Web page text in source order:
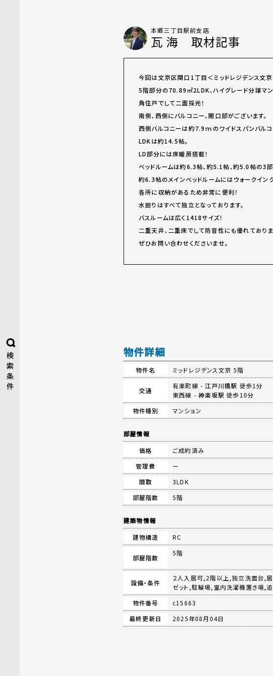
検
索
条
件
本郷三丁目駅前支店
瓦 海 取材記事
今回は文京区関口1丁目＜ミッドレジデンス文京
5階部分の70.89㎡2LDK、ハイグレード分譲マンシ
角住戸でして二面採光！
南側、西側にバルコニー、開口部がございます。
西側バルコニーは約7.9ｍのワイドスパンバルコ
LDKは約14.5帖。
LD部分には床暖房搭載！
ベッドルームは約6.3帖、約5.1帖、約5.0帖の3部
約6.3帖のメインベッドルームにはウォークイン
各所に収納があるため非常に便利！
水廻りはすべて独立となっております。
バスルームは広く1418サイズ！
二重天井、二重床でして防音性にも優れておりま
ぜひお問い合わせくださいませ。
物件詳細
物件名 ミッドレジデンス文京 5階
交通
有楽町線 -江戸川橋駅 徒歩1分
東西線 -神楽坂駅 徒歩10分
物件種別
マンション
部屋情報
価格
ご成約済み
管理費
ー
間取
3LDK
部屋階数
5階
建築物情報
建物構造
RC
部屋階数
5階
設備・条件
２人入居可,2階以上,独立洗面台,
ゼット,駐輪場,室内洗濯機置き場,
物件番号
c15663
最終更新日
2025年08月04日